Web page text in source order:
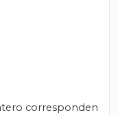
corresponden